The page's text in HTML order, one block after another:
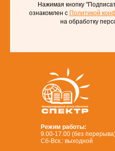
Нажимая кнопку
ознакомлен с Политикой
на обработку
Режим работы:
9.00-17.00 (без
Сб-Вск.: выходной